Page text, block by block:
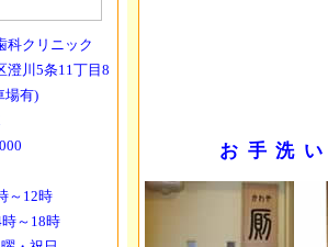
お手洗
科クリニック
澄川5条11丁目8
場有)
～12時
時～18時